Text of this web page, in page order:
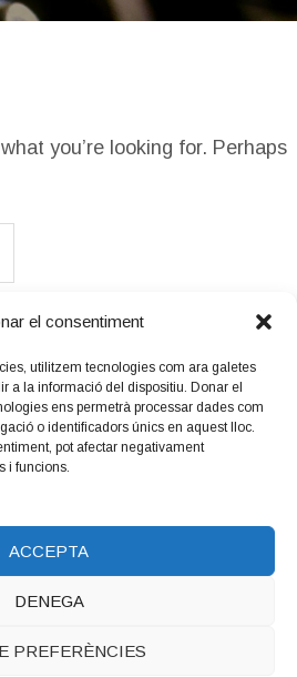
el consentiment
utilitzem tecnologies com ara galetes
a la informació del dispositiu. Donar el
ens permetrà processar dades com
o identificadors únics en aquest lloc.
pot afectar negativament
i funcions.
ACCEPTA
DENEGA
PREFERÈNCIES
you’re looking for. Perhaps
Luthiers_cat